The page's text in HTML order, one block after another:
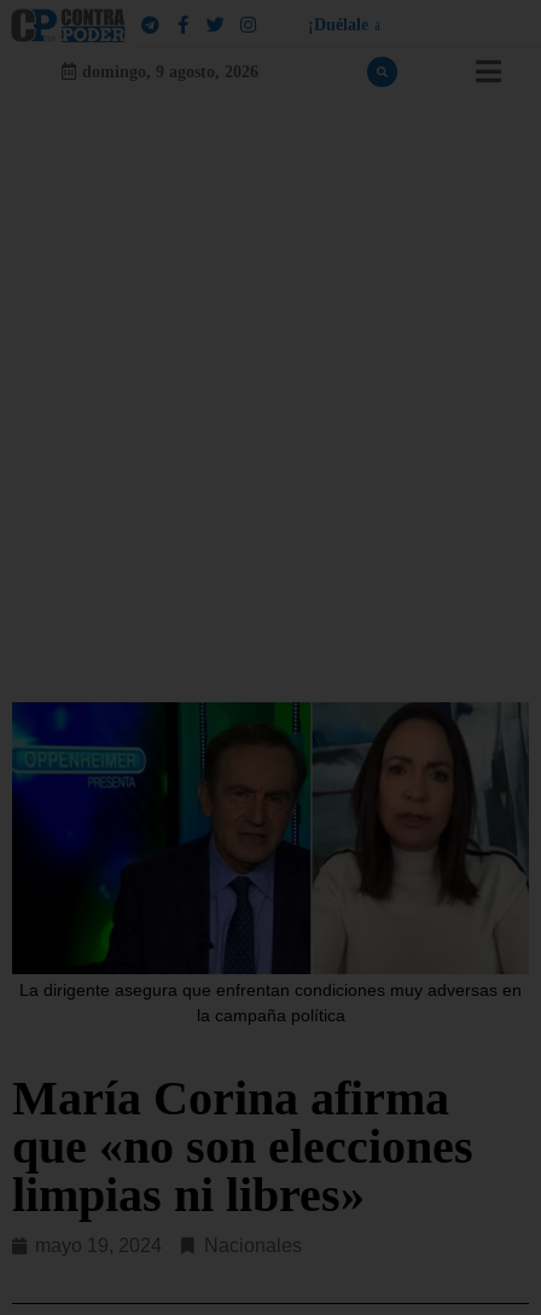
¡ Dué a e a
domingo, 9 agosto, 2026
La dirigente asegura que enfrentan condiciones muy adversas en
la campaña política
María Corina afirma
que «no son elecciones
limpias ni libres»
mayo 19, 2024 Nacionales